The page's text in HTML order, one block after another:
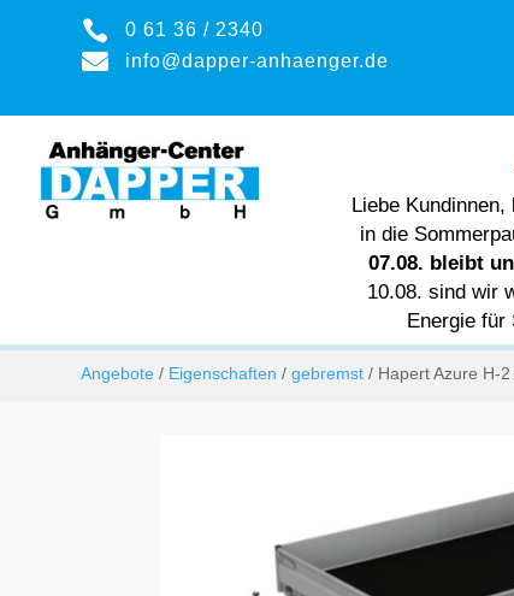
 0 61 36 / 2340
 info@dapper-anhaenger.de
Liebe
in die
07.08. bleibt
10.08. sind wir
Energie für
Angebote / Eigenschaften /gebremst / Hapert Azure H-